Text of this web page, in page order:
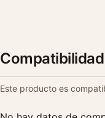
Este producto es